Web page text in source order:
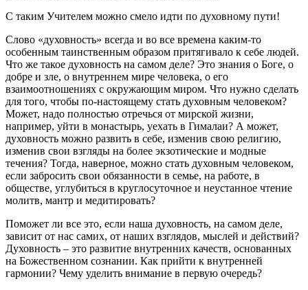
С таким Учителем можно смело идти по духовному пути!
Слово «духовность» всегда и во все времена каким-то
особенным таинственным образом притягивало к себе людей.
Что же такое духовность на самом деле? Это знания о Боге, о
добре и зле, о внутреннем мире человека, о его
взаимоотношениях с окружающим миром. Что нужно сделать
для того, чтобы по-настоящему стать духовным человеком?
Может, надо полностью отречься от мирской жизни,
например, уйти в монастырь, уехать в Гималаи? А может,
духовность можно развить в себе, изменив свою религию,
изменив свои взгляды на более экзотические и модные
течения? Тогда, наверное, можно стать духовным человеком,
если забросить свои обязанности в семье, на работе, в
обществе, углубиться в круглосуточное и неустанное чтение
молитв, мантр и медитировать?
Поможет ли все это, если наша духовность, на самом деле,
зависит от нас самих, от наших взглядов, мыслей и действий?
Духовность – это развитие внутренних качеств, основанных
на Божественном сознании. Как прийти к внутренней
гармонии? Чему уделить внимание в первую очередь?